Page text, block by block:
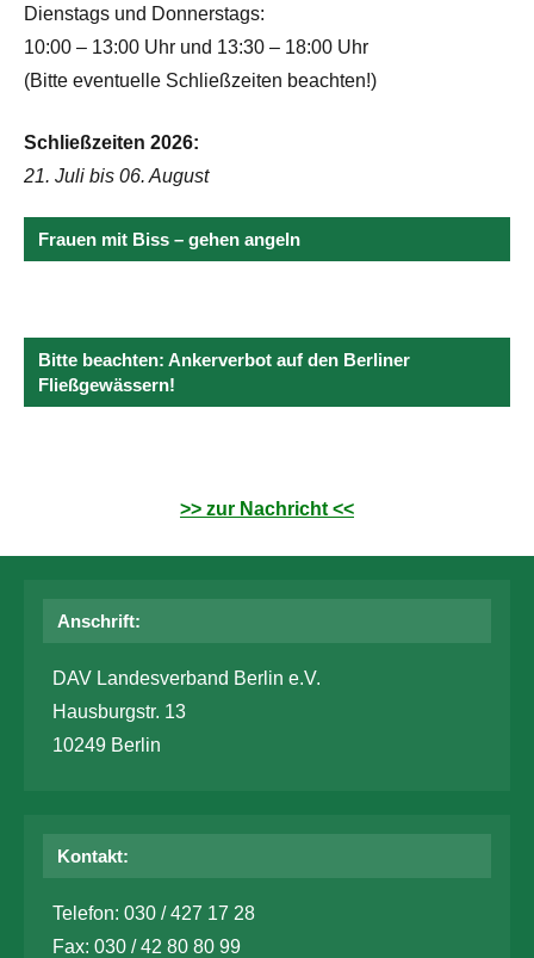
Dienstags und Donnerstags:
10:00 – 13:00 Uhr und 13:30 – 18:00 Uhr
(Bitte eventuelle Schließzeiten beachten!)
Schließzeiten 2026:
21. Juli bis 06. August
Frauen mit Biss – gehen angeln
Bitte beachten: Ankerverbot auf den Berliner
Fließgewässern!
>> zur Nachricht <<
Anschrift:
DAV Landesverband Berlin e.V.
Hausburgstr. 13
10249 Berlin
Kontakt:
Telefon: 030 / 427 17 28
Fax: 030 / 42 80 80 99